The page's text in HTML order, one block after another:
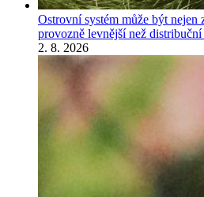
Ostrovní systém může být nejen
provozně levnější než
2. 8. 2026